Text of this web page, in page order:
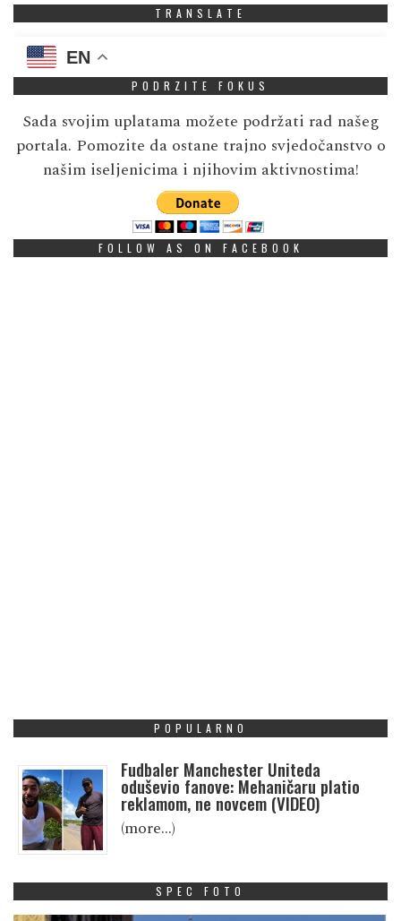
TRANSLATE
EN
PODRZITE FOKUS
Sada svojim uplatama možete podržati rad našeg
portala. Pomozite da ostane trajno svjedočanstvo o
našim iseljenicima i njihovim aktivnostima!
FOLLOW AS ON FACEBOOK
POPULARNO
Fudbaler Manchester Uniteda
oduševio fanove: Mehaničaru platio
reklamom, ne novcem (VIDEO)
(more…)
SPEC FOTO